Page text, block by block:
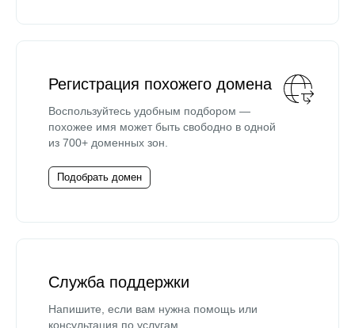
Регистрация похожего домена
Воспользуйтесь удобным подбором —
похожее имя может быть свободно в одной
из 700+ доменных зон.
Подобрать домен
Служба поддержки
Напишите, если вам нужна помощь или
консультация по услугам.